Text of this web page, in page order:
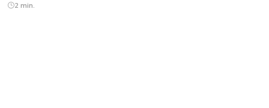
2 min.